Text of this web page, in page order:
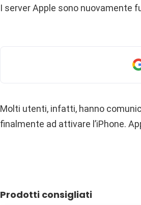
I server Apple sono nuovamente
Molti utenti, infatti, hanno
finalmente ad attivare l’iPhone.
Prodotti consigliati